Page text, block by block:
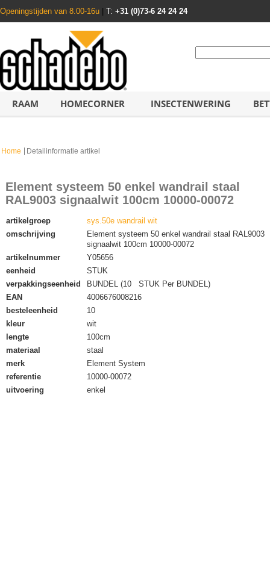
Openingstijden van 8.00-16u T: +31 (0)73-6 24 24 24
RAAM HOMECORNER INSECTENWERING
Home Detailinformatie artikel
Element systeem 50 enkel wandrail staal
RAL9003 signaalwit 100cm 10000-00072
artikelgroep
sys.50e wandrail wit
omschrijving
Element systeem 50 enkel wandrail staal RAL9003
signaalwit 100cm 10000-00072
artikelnummer
Y05656
eenheid
STUK
verpakkingseenheid
BUNDEL (10 STUK Per BUNDEL)
EAN
4006676008216
besteleenheid
10
kleur
wit
lengte
100cm
materiaal
staal
merk
Element System
referentie
10000-00072
uitvoering
enkel